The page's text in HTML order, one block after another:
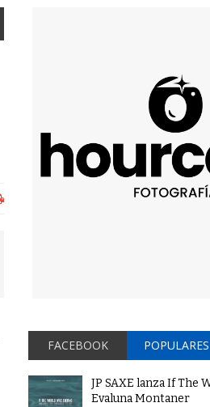
FACEBOOK POPULARES
JP SAXE lanza If The
Evaluna Montaner